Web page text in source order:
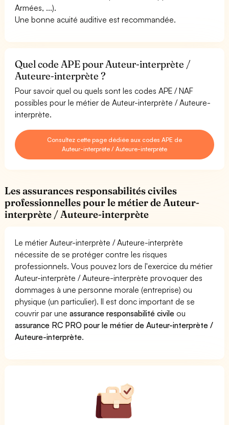
Armées, ...).
Une bonne acuité auditive est recommandée.
Quel code APE pour Auteur-interprète /
Auteure-interprète ?
Pour savoir quel ou quels sont les codes APE / NAF
possibles pour le métier de Auteur-interprète / Auteure-
interprète.
Consultez cette page dédiée aux codes APE de
Auteur-interprète / Auteure-interprète
Les assurances responsabilités civiles
professionnelles pour le métier de Auteur-
interprète / Auteure-interprète
Le métier Auteur-interprète / Auteure-interprète
nécessite de se protéger contre les risques
professionnels. Vous pouvez lors de l'exercice du métier
Auteur-interprète / Auteure-interprète provoquer des
dommages à une personne morale (entreprise) ou
physique (un particulier). Il est donc important de se
couvrir par uneassurance responsabilité civile ou
assurance RC PRO pour le métier de Auteur-interprète /
Auteure-interprète.